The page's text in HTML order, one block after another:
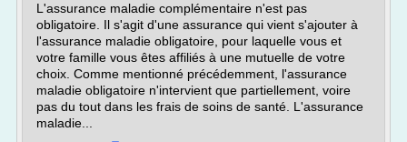
L'assurance maladie complémentaire n'est pas
obligatoire. Il s'agit d'une assurance qui vient s'ajouter à
l'assurance maladie obligatoire, pour laquelle vous et
votre famille vous êtes affiliés à une mutuelle de votre
choix. Comme mentionné précédemment, l'assurance
maladie obligatoire n'intervient que partiellement, voire
pas du tout dans les frais de soins de santé. L'assurance
maladie...